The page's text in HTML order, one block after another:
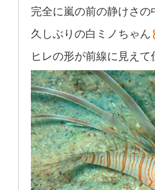
完全に嵐の前の静けさの
久しぶりの白ミノちゃん
ヒレの形が前線に見えて